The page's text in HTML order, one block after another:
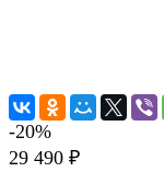
-20%
29 490 ₽